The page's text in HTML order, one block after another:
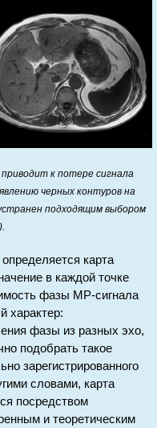
к потере сигнала
черных контуров на
подходящим выбором
карта
в каждой точке
фазы МР-сигнала
характер:
фазы из разных эхо,
подобрать такое
зарегистрированного
словами, карта
посредством
и теоретическим